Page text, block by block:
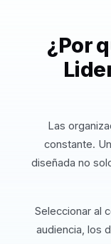
¿Por
Las
constante.
diseñada no
Seleccionar al
audiencia, los